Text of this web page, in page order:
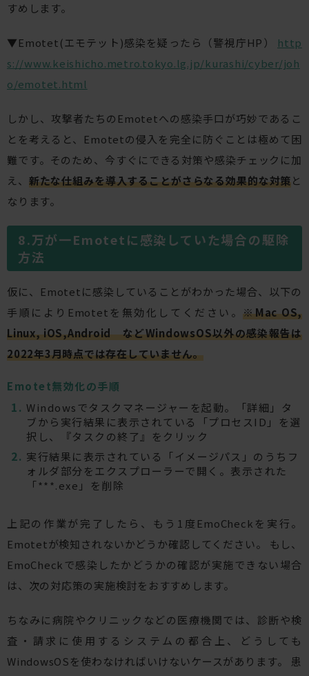
すめします。
▼Emotet(エモテット)感染を疑ったら（警視庁HP） http
s://www.keishicho.metro.tokyo.lg.jp/kurashi/cyber/joh
o/emotet.html
しかし、攻撃者たちのEmotetへの感染手口が巧妙であるこ
とを考えると、Emotetの侵入を完全に防ぐことは極めて困
難です。そのため、今すぐにできる対策や感染チェックに加
え、 新たな仕組みを導入することがさらなる効果的な対策と
なります。
万が一Emotetに感染していた場合の駆除
方法
仮に、Emotetに感染していることがわかった場合、以下の
手順によりEmotetを無効化してください。※Mac OS,
Linux, iOS,Android などWindowsOS以外の感染報告は
2022年3月時点では存在していません。
Emotet無効化の手順
Windowsでタスクマネージャーを起動。「詳細」タ
ブから実行結果に表示されている「プロセスID」を選
択し、『タスクの終了』をクリック
実行結果に表示されている「イメージパス」のうちフ
ォルダ部分をエクスプローラーで開く。表示された
「***.exe」を削除
上記の作業が完了したら、もう1度EmoCheckを実行。
Emotetが検知されないかどうか確認してください。 もし、
EmoCheckで感染したかどうかの確認が実施できない場合
は、次の対応策の実施検討をおすすめします。
ちなみに病院やクリニックなどの医療機関では、診断や検
査・請求に使用するシステムの都合上、どうしても
WindowsOSを使わなければいけないケースがあります。 患